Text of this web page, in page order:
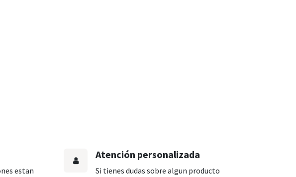
estan
Atención personalizada
Si tienes dudas sobre algun producto